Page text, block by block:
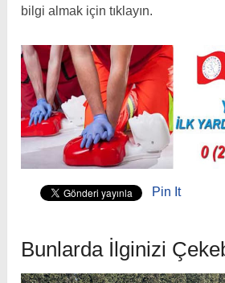
bilgi almak için tıklayın.
Pin It
Bunlarda İlginizi